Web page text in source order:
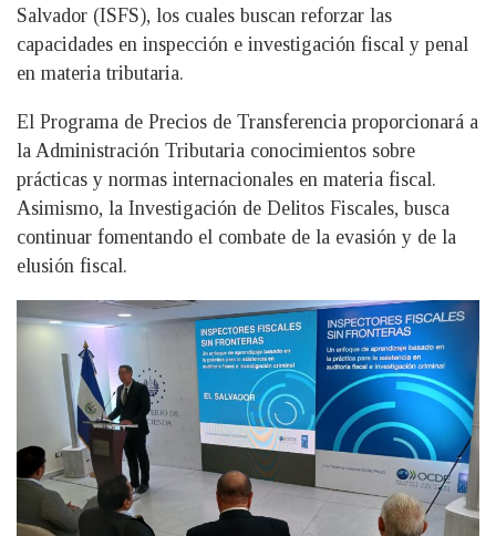
Salvador (ISFS), los cuales buscan reforzar las
capacidades en inspección e investigación fiscal y penal
en materia tributaria.
El Programa de Precios de Transferencia proporcionará a
la Administración Tributaria conocimientos sobre
prácticas y normas internacionales en materia fiscal.
Asimismo, la Investigación de Delitos Fiscales, busca
continuar fomentando el combate de la evasión y de la
elusión fiscal.